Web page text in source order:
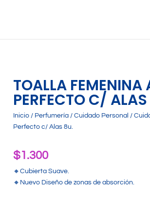
TOALLA FEMENINA
PERFECTO C/
Inicio / Perfumería /Cuidado Personal /
Perfecto c/ Alas 8u.
$1.300
🔸Cubierta Suave.
🔸Nuevo Diseño de zonas de absorción.